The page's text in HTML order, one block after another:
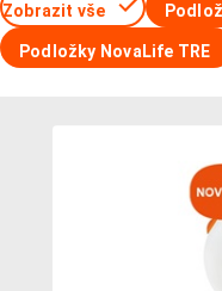
Zobrazit vše
Podložky NovaLife TRE